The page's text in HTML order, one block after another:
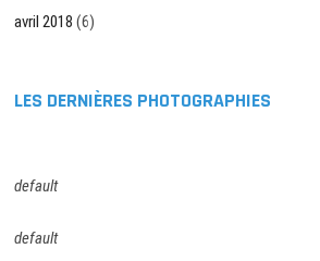
avril 2018 (6)
LES DERNIÈRES PHOTOGRAPHIES
default
default